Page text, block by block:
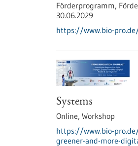
Förderprogramm,
30.06.2029
https://www.bio-
Systems
Online, Workshop
https://www.bio-
greener-and-more-